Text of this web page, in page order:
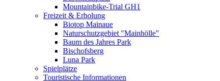
Mountainbike-Trial GH1
Freizeit & Erholung
Biotop Mainaue
Naturschutzgebiet "Mainhölle"
Baum des Jahres Park
Bischofsberg
Luna Park
Spielplätze
Touristische Informationen